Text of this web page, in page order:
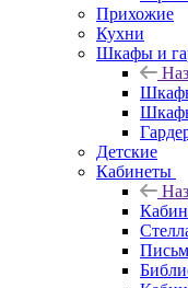
Прихожие
Кухни
Шкафы и
Детские
Кабинеты